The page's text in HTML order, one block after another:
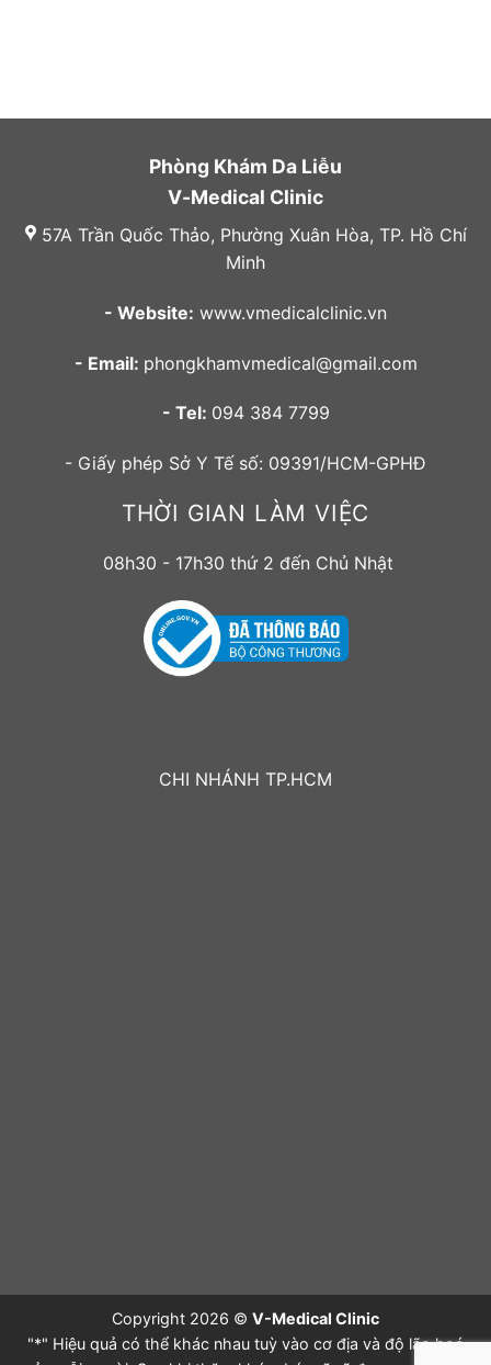
Phòng Khám Da Liễu
V-Medical Clinic
57A Trần Quốc Thảo, Phường Xuân Hòa, TP. Hồ Chí
Minh
- Website: www.vmedicalclinic.vn
- Email: phongkhamvmedical@gmail.com
- Tel: 094 384 7799
- Giấy phép Sở Y Tế số: 09391/HCM-GPHĐ
THỜI GIAN LÀM VIỆC
08h30 - 17h30 thứ 2 đến Chủ Nhật
CHI NHÁNH TP.HCM
Copyright 2026 © V-Medical Clinic
"*" Hiệu quả có thể khác nhau tuỳ vào cơ địa và độ lão hoá